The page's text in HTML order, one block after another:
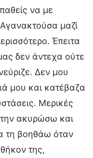
να με
μαζί
Έπειτα
δεν άντεχα ούτε
Δεν μου
μου και κατέβαζα
Μερικές
ακυρώσω και
τη βοηθάω όταν
της,